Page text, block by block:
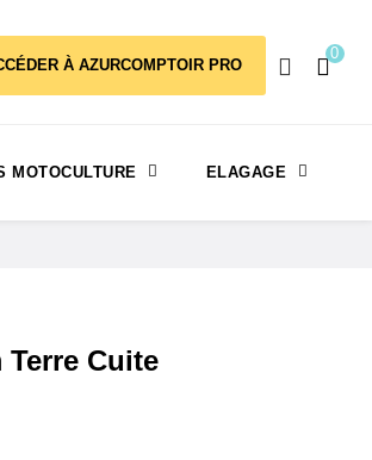
À AZURCOMPTOIR PRO
0
MOTOCULTURE ELAGAGE
Terre Cuite